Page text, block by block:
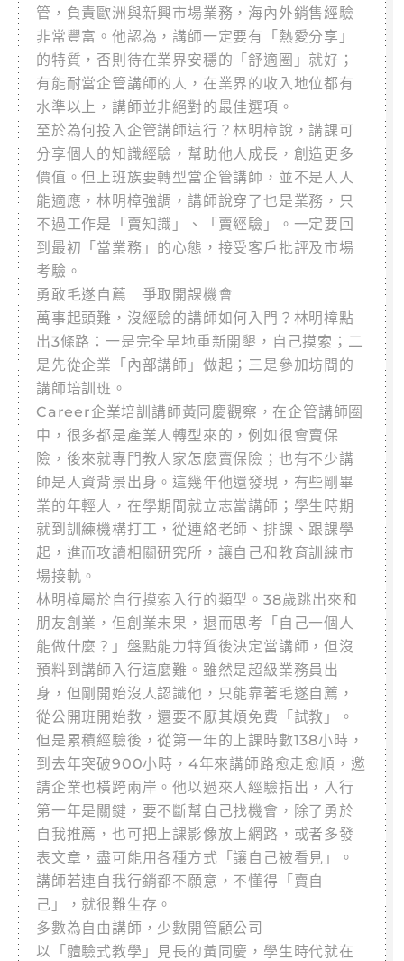
管，負責歐洲與新興市場業務，海內外銷售經驗
非常豐富。他認為，講師一定要有「熱愛分享」
的特質，否則待在業界安穩的「舒適圈」就好；
有能耐當企管講師的人，在業界的收入地位都有
水準以上，講師並非絕對的最佳選項。
至於為何投入企管講師這行？林明樟說，講課可
分享個人的知識經驗，幫助他人成長，創造更多
價值。但上班族要轉型當企管講師，並不是人人
能適應，林明樟強調，講師說穿了也是業務，只
不過工作是「賣知識」、「賣經驗」。一定要回
到最初「當業務」的心態，接受客戶批評及市場
考驗。
勇敢毛遂自薦 爭取開課機會
萬事起頭難，沒經驗的講師如何入門？林明樟點
出3條路：一是完全旱地重新開墾，自己摸索；二
是先從企業「內部講師」做起；三是參加坊間的
講師培訓班。
Career企業培訓講師黃同慶觀察，在企管講師圈
中，很多都是產業人轉型來的，例如很會賣保
險，後來就專門教人家怎麼賣保險；也有不少講
師是人資背景出身。這幾年他還發現，有些剛畢
業的年輕人，在學期間就立志當講師；學生時期
就到訓練機構打工，從連絡老師、排課、跟課學
起，進而攻讀相關研究所，讓自己和教育訓練市
場接軌。
林明樟屬於自行摸索入行的類型。38歲跳出來和
朋友創業，但創業未果，退而思考「自己一個人
能做什麼？」盤點能力特質後決定當講師，但沒
預料到講師入行這麼難。雖然是超級業務員出
身，但剛開始沒人認識他，只能靠著毛遂自薦，
從公開班開始教，還要不厭其煩免費「試教」。
但是累積經驗後，從第一年的上課時數138小時，
到去年突破900小時，4年來講師路愈走愈順，邀
請企業也橫跨兩岸。他以過來人經驗指出，入行
第一年是關鍵，要不斷幫自己找機會，除了勇於
自我推薦，也可把上課影像放上網路，或者多發
表文章，盡可能用各種方式「讓自己被看見」。
講師若連自我行銷都不願意，不懂得「賣自
己」，就很難生存。
多數為自由講師，少數開管顧公司
以「體驗式教學」見長的黃同慶，學生時代就在